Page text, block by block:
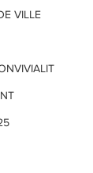
VILLE